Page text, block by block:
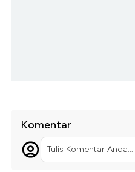
Komentar
Tulis Komentar Anda...